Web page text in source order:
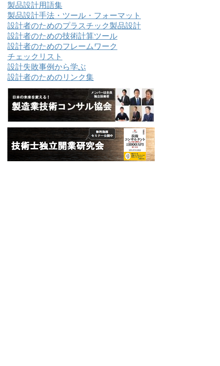
製品設計用語集
製品設計手法・ツール・フォーマット
設計者のためのプラスチック製品設計
設計者のための技術計算ツール
設計者のためのフレームワーク
チェックリスト
設計失敗事例から学ぶ
設計者のためのリンク集